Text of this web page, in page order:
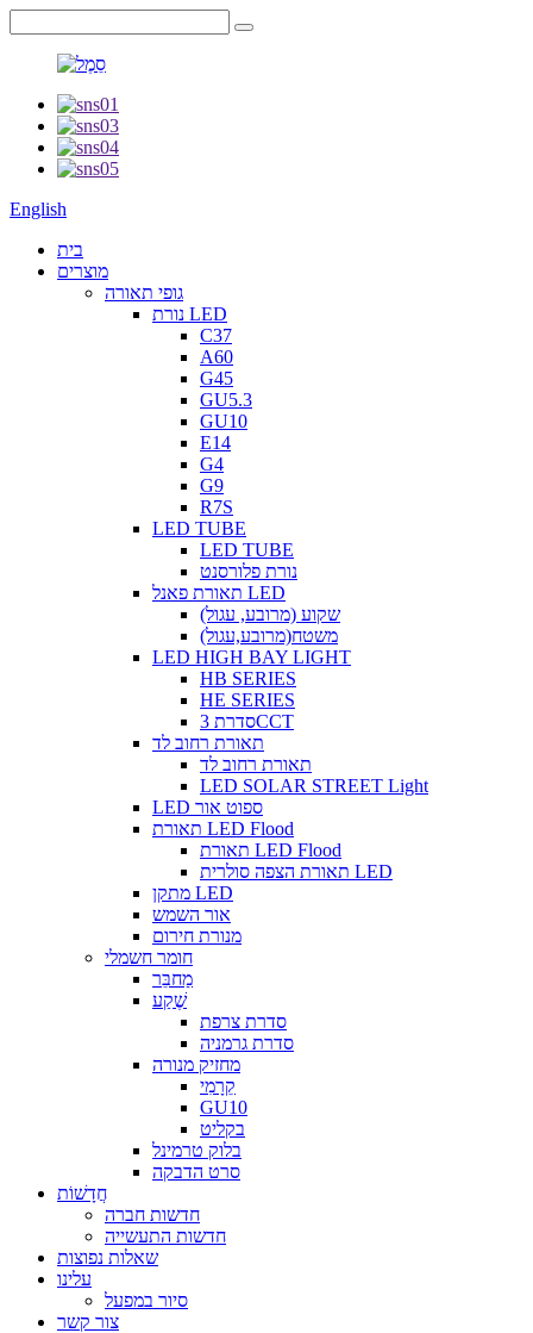
English
בית
מוצרים
גופי תאורה
נורת LED
C37
A60
G45
GU5.3
GU10
E14
G4
G9
R7S
LED TUBE
LED TUBE
נורת פלורסנט
תאורת פאנל LED
שקוע (מרובע, עגול)
משטח(מרובע,עגול)
LED HIGH BAY LIGHT
HB SERIES
HE SERIES
סדרת 3CCT
תאורת רחוב לד
תאורת רחוב לד
LED SOLAR STREET Light
LED ספוט אור
תאורת LED Flood
תאורת LED Flood
תאורת הצפה סולרית LED
מתקן LED
אור השמש
מנורת חירום
חומר חשמלי
מַחבֵּר
שֶׁקַע
סדרת צרפת
סדרת גרמניה
מחזיק מנורה
קֵרָמִי
GU10
בקליט
בלוק טרמינל
סרט הדבקה
חֲדָשׁוֹת
חדשות חברה
חדשות התעשייה
שאלות נפוצות
עלינו
סיור במפעל
צור קשר